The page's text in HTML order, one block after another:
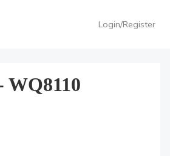
Login/Register
WQ8110